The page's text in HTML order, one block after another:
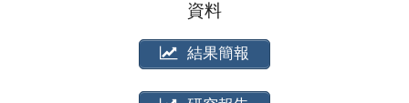
資料
結果簡報